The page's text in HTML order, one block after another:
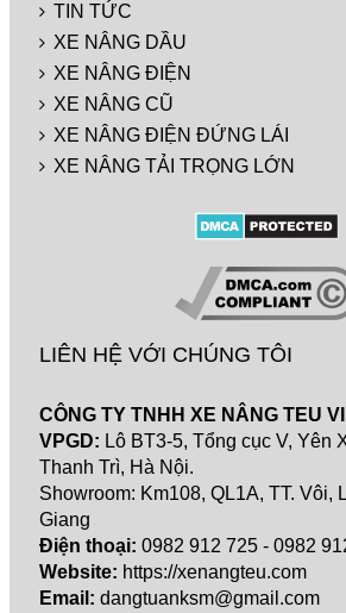
TIN TỨC
XE NÂNG DẦU
XE NÂNG ĐIỆN
XE NÂNG CŨ
XE NÂNG ĐIỆN ĐỨNG LÁI
XE NÂNG TẢI TRỌNG LỚN
LIÊN HỆ VỚI CHÚNG TÔI
CÔNG TY TNHH XE NÂNG TEU
VPGD: Lô BT3-5, Tổng cục V, Yên
Thanh Trì, Hà Nội.
Showroom: Km108, QL1A, TT. Vôi,
Giang
Điện thoại: 0982 912 725 - 0982
Website: https://xenangteu.com
Email: dangtuanksm@gmail.com